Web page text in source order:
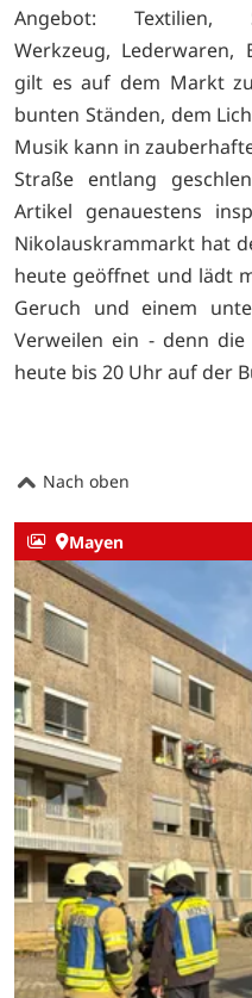
Angebot: Textilien,
Werkzeug,
gilt es auf dem Markt
bunten Ständen, dem
Musik kann in
Straße entlang
Artikel genauestens
Nikolauskrammarkt hat
heute geöffnet und lädt
Geruch und einem
Verweilen ein - denn
heute bis 20 Uhr auf der
Nach oben
Mayen